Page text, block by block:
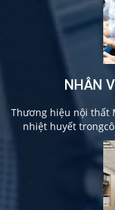
NHÂN
Thương hiệu nội thất
nhiệt huyết